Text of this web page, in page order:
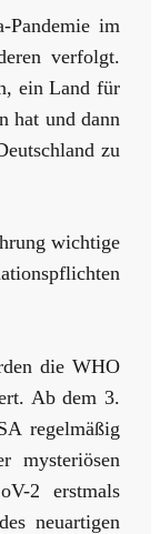
Pandemie im
verfolgt.
ein Land für
hat und dann
zu
wichtige
die WHO
Ab dem 3.
regelmäßig
mysteriösen
2 erstmals
neuartigen